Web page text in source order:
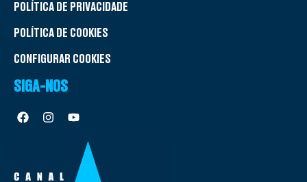
POLÍTICA DE PRIVACIDADE
POLÍTICA DE COOKIES
CONFIGURAR COOKIES
SIGA-NOS